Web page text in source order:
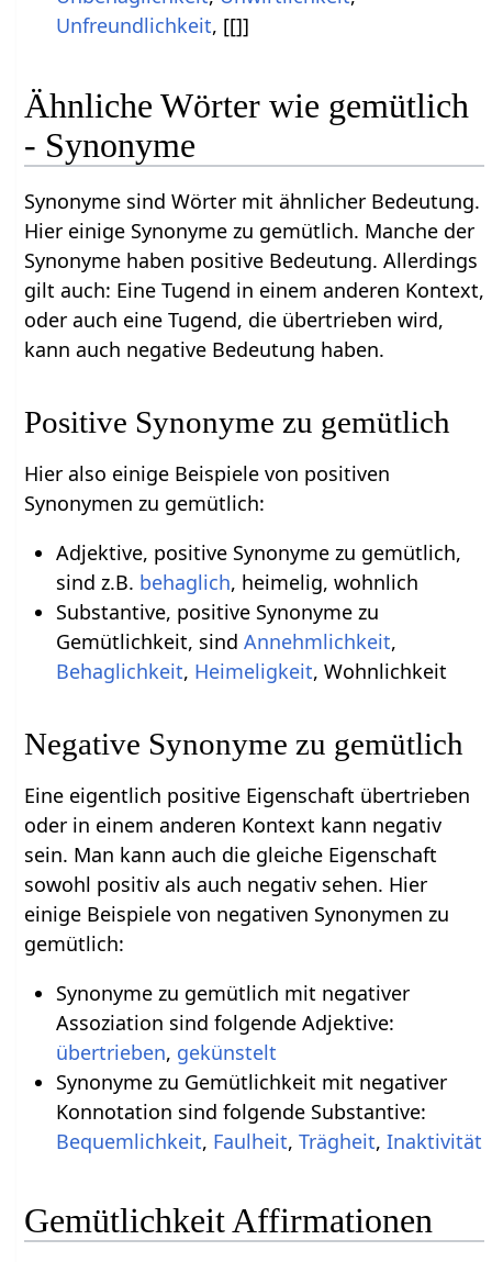
Unfreundlichkeit, [[]]
Ähnliche Wörter wie gemütlich
- Synonyme
Synonyme sind Wörter mit ähnlicher Bedeutung.
Hier einige Synonyme zu gemütlich. Manche der
Synonyme haben positive Bedeutung. Allerdings
gilt auch: Eine Tugend in einem anderen Kontext,
oder auch eine Tugend, die übertrieben wird,
kann auch negative Bedeutung haben.
Positive Synonyme zu gemütlich
Hier also einige Beispiele von positiven
Synonymen zu gemütlich:
Adjektive, positive Synonyme zu gemütlich,
sind z.B. behaglich, heimelig, wohnlich
Substantive, positive Synonyme zu
Gemütlichkeit, sind Annehmlichkeit,
Behaglichkeit, Heimeligkeit, Wohnlichkeit
Negative Synonyme zu gemütlich
Eine eigentlich positive Eigenschaft übertrieben
oder in einem anderen Kontext kann negativ
sein. Man kann auch die gleiche Eigenschaft
sowohl positiv als auch negativ sehen. Hier
einige Beispiele von negativen Synonymen zu
gemütlich:
Synonyme zu gemütlich mit negativer
Assoziation sind folgende Adjektive:
übertrieben, gekünstelt
Synonyme zu Gemütlichkeit mit negativer
Konnotation sind folgende Substantive:
Bequemlichkeit, Faulheit, Trägheit, Inaktivität
Gemütlichkeit Affirmationen